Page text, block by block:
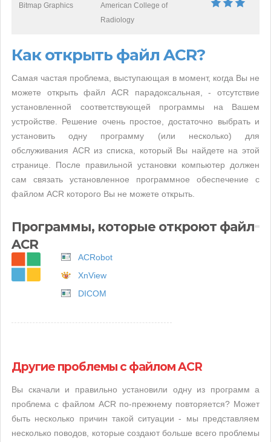
Bitmap Graphics
American College of
Radiology
Как открыть файл ACR?
Самая частая проблема, выступающая в момент, когда Вы не
можете открыть файл ACR парадоксальная, - отсутствие
установленной соответствующей программы на Вашем
устройстве. Решение очень простое, достаточно выбрать и
установить одну программу (или несколько) для
обслуживания ACR из списка, который Вы найдете на этой
странице. После правильной установки компьютер должен
сам связать установленное программное обеспечение с
файлом ACR которого Вы не можете открыть.
Программы, которые откроют файл
ACR
ACRobot
XnView
DICOM
Другие проблемы с файлом ACR
Вы скачали и правильно установили одну из программ а
проблема с файлом ACR по-прежнему повторяется? Может
быть несколько причин такой ситуации - мы представляем
несколько поводов, которые создают больше всего проблемы